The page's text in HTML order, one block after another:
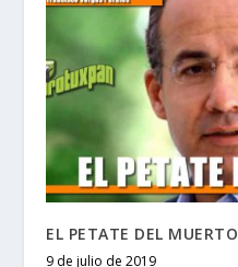
EL PETATE DEL MUERTO
9 de julio de 2019